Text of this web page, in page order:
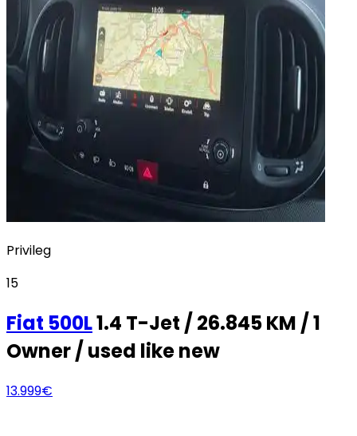
Privileg
15
Fiat 500L1.4 T-Jet / 26.845 KM / 1
Owner / used like new
13.999€